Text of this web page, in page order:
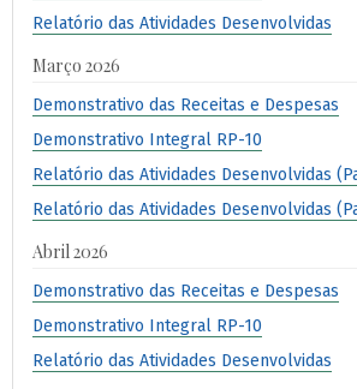
Relatório das Atividades Desenvolvidas
Março 2026
Demonstrativo das Receitas e Despesas
Demonstrativo Integral RP-10
Relatório das Atividades Desenvolvidas
Relatório das Atividades Desenvolvidas
Abril 2026
Demonstrativo das Receitas e Despesas
Demonstrativo Integral RP-10
Relatório das Atividades Desenvolvidas